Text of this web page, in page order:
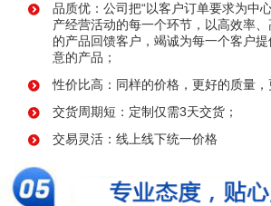
品质优：公司把“以客户订单要求为中
产经营活动的每一个环节，以高效率
的产品回馈客户，竭诚为每一个客户
意的产品；
性价比高：同样的价格，更好的质量
交货周期短：定制仅需3天交货；
交易灵活：线上线下统一价格